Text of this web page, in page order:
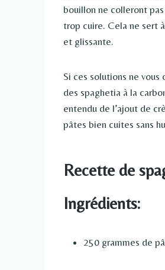
bouillon ne colleront
trop cuire. Cela ne sert
et glissante.
Si ces solutions ne
des spaghetia à la
entendu de l’ajout de
pâtes bien cuites sans
Recette de
Ingrédients:
250 grammes de